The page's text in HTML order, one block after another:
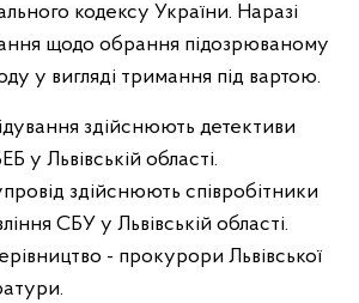
кодексу України. Наразі
щодо обрання підозрюваному
у вигляді тримання під вартою.
здійснюють детективи
у Львівській області.
здійснюють співробітники
СБУ у Львівській області.
- прокурори Львівської